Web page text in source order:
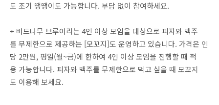
도 조기 땡땡이도 가능합니다. 부담 없이 참여하세요.
+ 버드나무 브루어리는 4인 이상 모임을 대상으로 피자와 맥주
를 무제한으로 제공하는 [모꼬지]도 운영하고 있습니다. 가격은 인
당 2만원, 평일(월~금)에 한하여 4인 이상 모임을 진행할 때 적
용 가능합니다. 피자와 맥주를 무제한으로 먹고 싶을 때 모꼬지
도 이용해 보세요.